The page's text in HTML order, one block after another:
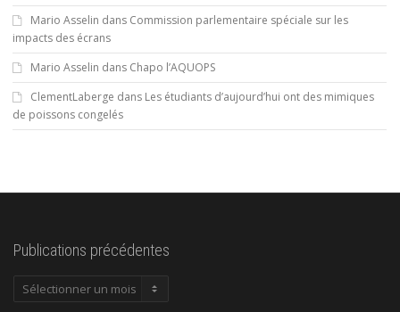
Mario Asselin dans Commission parlementaire spéciale sur les
impacts des écrans
Mario Asselin dans Chapo l’AQUOPS
ClementLaberge dans Les étudiants d’aujourd’hui ont des mimiques
de poissons congelés
Publications précédentes
Publications